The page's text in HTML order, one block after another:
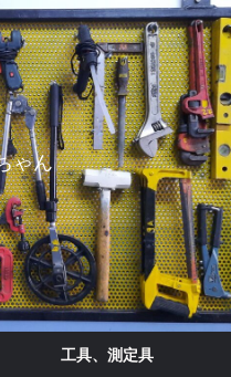
ゃん
工具、測定具